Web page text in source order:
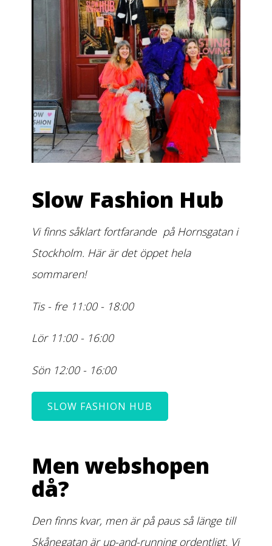
Slow Fashion Hub
Vi finns såklart fortfarande på Hornsgatan i
Stockholm. Här är det öppet hela
sommaren!
Tis - fre 11:00 - 18:00
Lör 11:00 - 16:00
Sön 12:00 - 16:00
SLOW FASHION HUB
Men webshopen
då?
Den finns kvar, men är på paus så länge till
Skånegatan är up-and-running ordentligt. Vi